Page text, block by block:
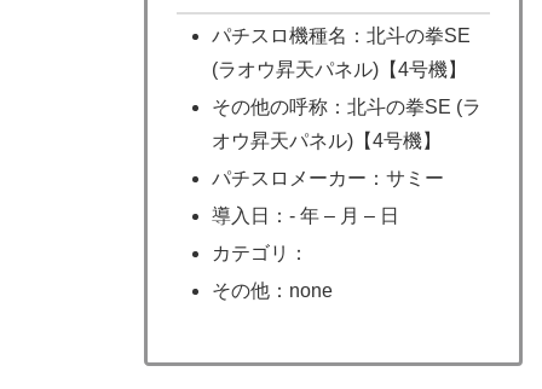
パチスロ機種名：北斗の拳SE
(ラオウ昇天パネル)【4号機】
その他の呼称：北斗の拳SE (ラ
オウ昇天パネル)【4号機】
パチスロメーカー：サミー
導入日：- 年 – 月 – 日
カテゴリ：
その他：none